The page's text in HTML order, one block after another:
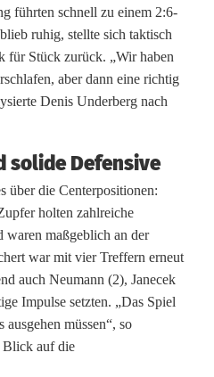
führten schnell zu einem 2:6-
ruhig, stellte sich taktisch
für Stück zurück. „Wir haben
aber dann eine richtig
Denis Underberg nach
solide Defensive
über die Centerpositionen:
holten zahlreiche
waren maßgeblich an der
war mit vier Treffern erneut
auch Neumann (2), Janecek
Impulse setzten. „Das Spiel
müssen“, so
Blick auf die